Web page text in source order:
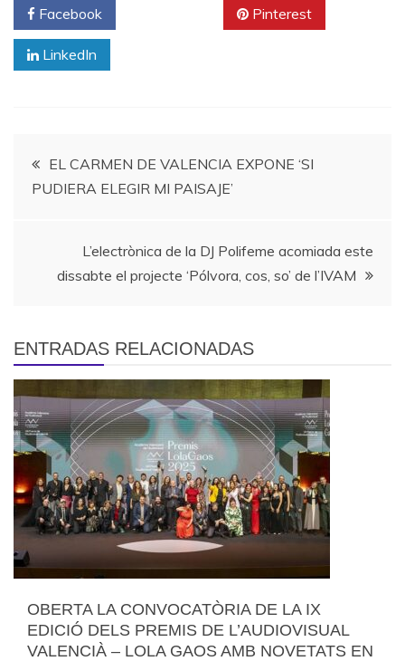
Facebook Pinterest
LinkedIn
Navegación
entradas
EL CARMEN DE VALENCIA EXPONE ‘SI
PUDIERA ELEGIR MI PAISAJE’
L’electrònica de la DJ Polifeme acomiada este
dissabte el projecte ‘Pólvora, cos, so’ de l’IVAM
ENTRADAS RELACIONADAS
OBERTA LA CONVOCATÒRIA DE LA IX
EDICIÓ DELS PREMIS DE L’AUDIOVISUAL
VALENCIÀ – LOLA GAOS AMB NOVETATS EN